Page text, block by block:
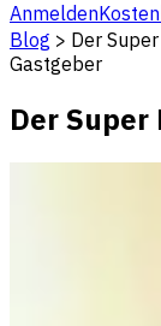
Anmelden
Blog > Der
Gastgeber
Der